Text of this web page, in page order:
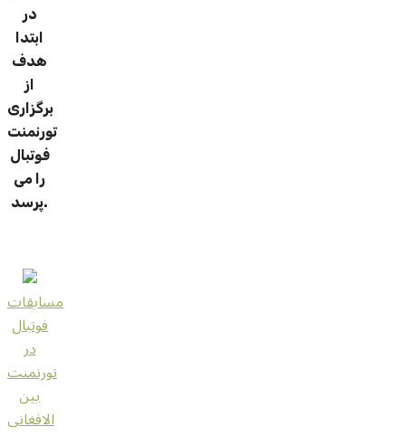
در
ابتدا
هدف
از
برگزاری
تورنمنت
فوتبال
را می
پرسد.
مسابقات
فوتبال
در
تورنمنت
بین
الافغانی